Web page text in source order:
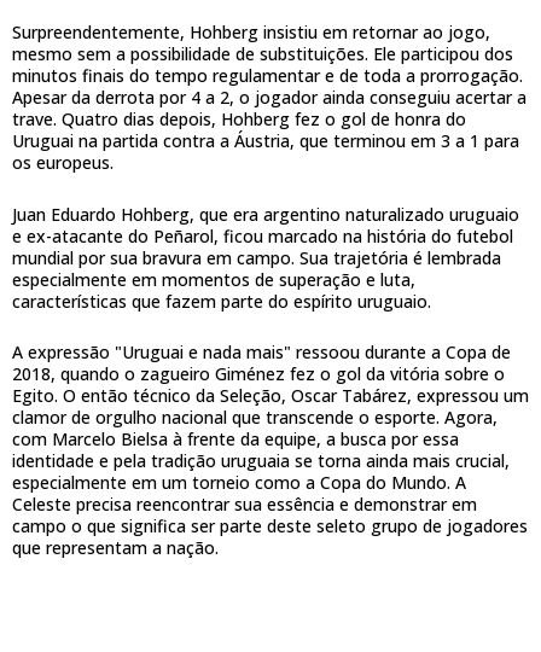
Surpreendentemente, Hohberg insistiu em retornar ao jogo,
mesmo sem a possibilidade de substituições. Ele participou dos
minutos finais do tempo regulamentar e de toda a prorrogação.
Apesar da derrota por 4 a 2, o jogador ainda conseguiu acertar a
trave. Quatro dias depois, Hohberg fez o gol de honra do
Uruguai na partida contra a Áustria, que terminou em 3 a 1 para
os europeus.
Juan Eduardo Hohberg, que era argentino naturalizado uruguaio
e ex-atacante do Peñarol, ficou marcado na história do futebol
mundial por sua bravura em campo. Sua trajetória é lembrada
especialmente em momentos de superação e luta,
características que fazem parte do espírito uruguaio.
A expressão "Uruguai e nada mais" ressoou durante a Copa de
2018, quando o zagueiro Giménez fez o gol da vitória sobre o
Egito. O então técnico da Seleção, Oscar Tabárez, expressou um
clamor de orgulho nacional que transcende o esporte. Agora,
com Marcelo Bielsa à frente da equipe, a busca por essa
identidade e pela tradição uruguaia se torna ainda mais crucial,
especialmente em um torneio como a Copa do Mundo. A
Celeste precisa reencontrar sua essência e demonstrar em
campo o que significa ser parte deste seleto grupo de jogadores
que representam a nação.